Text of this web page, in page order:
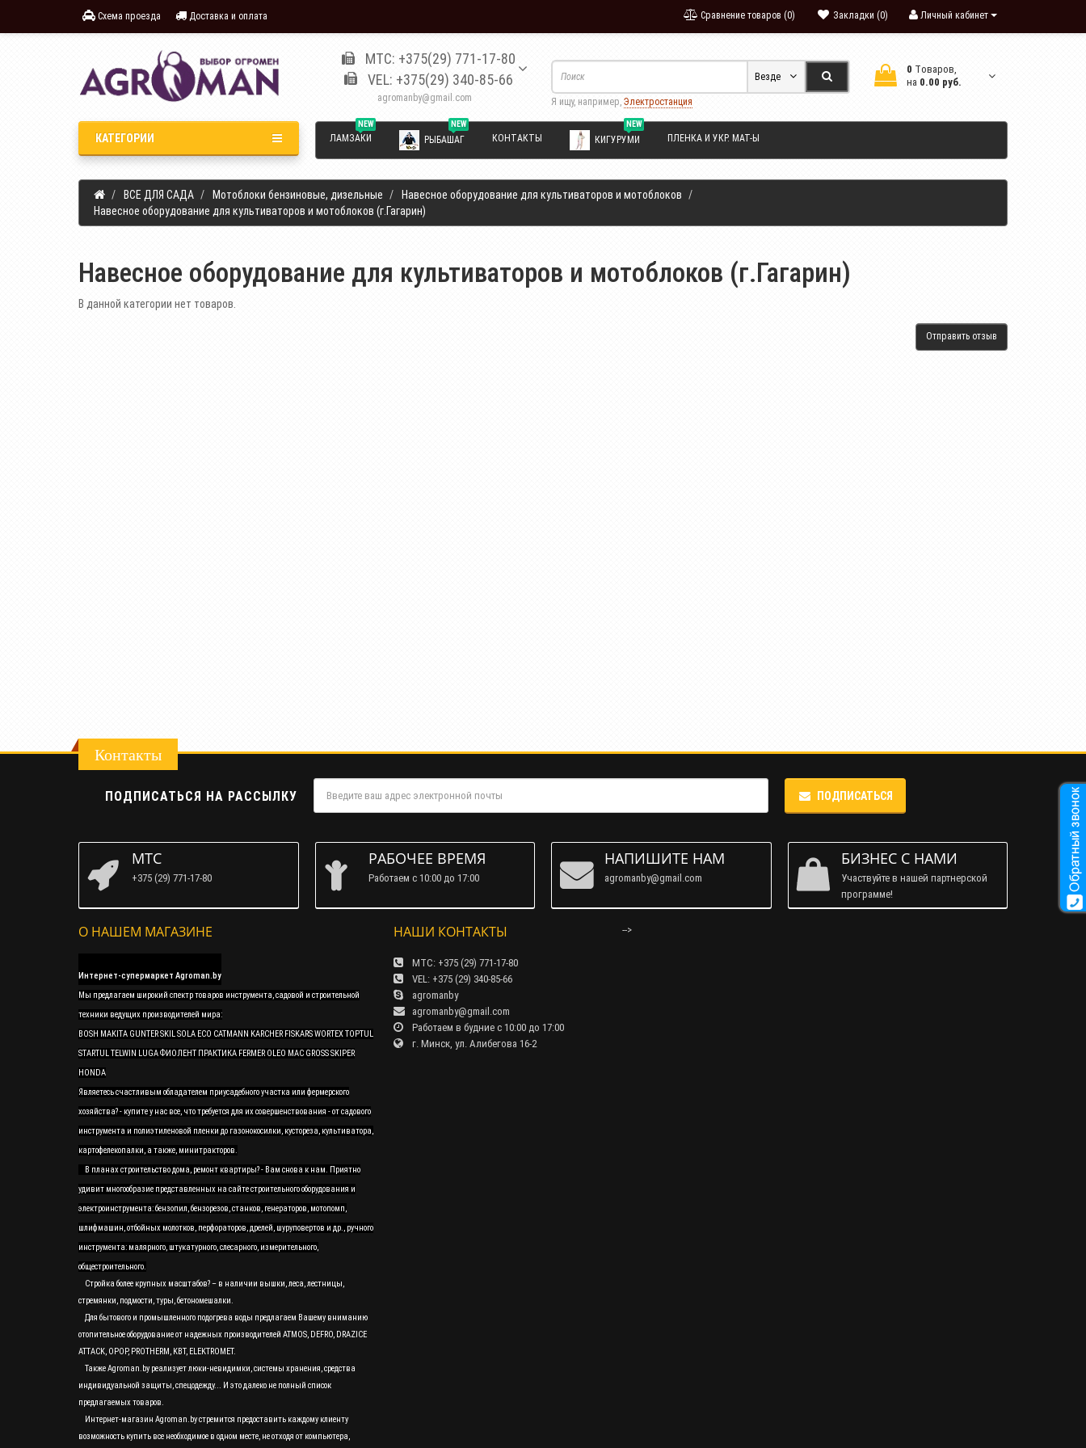
Схема проезда Доставка и оплата Личный кабинет
Закладки (0)
Сравнение товаров (0)
МТС: +375(29) 771-17-80
VEL: +375(29) 340-85-66
agromanby@gmail.com
0 Tоваров,
на 0.00 руб.
Везде
Я ищу, например, Электростанция
NEW
ЛАМЗАКИ
NEW
РЫБАШАГ КОНТАКТЫ
NEW
КИГУРУМИ ПЛЕНКА И УКР. МАТ-Ы
КАТЕГОРИИ
ВСЕ ДЛЯ САДА Мотоблоки бензиновые, дизельные
Навесное оборудование для культиваторов и мотоблоков
Навесное оборудование для культиваторов и мотоблоков (г.Гагарин)
Навесное оборудование для культиваторов и мотоблоков (г.Гагарин)
В данной категории нет товаров.
Отправить отзыв
Контакты
ПОДПИСАТЬСЯ НА РАССЫЛКУ ПОДПИСАТЬСЯ
МТС
+375 (29) 771-17-80
РАБОЧЕЕ ВРЕМЯ
Работаем c 10:00 до 17:00
НАПИШИТЕ НАМ
agromanby@gmail.com
БИЗНЕС С НАМИ
Участвуйте в нашей партнерской
программе!
О НАШЕМ МАГАЗИНЕ
Интернет-супермаркет Agroman.by
Мы предлагаем широкий спектр товаров инструмента, садовой и строительной
техники ведущих производителей мира:
BOSH MAKITA GUNTER SKIL SOLA ECO CATMANN KARCHER FISKARS WORTEX TOPTUL
STARTUL TELWIN LUGA ФИОЛЕНТ ПРАКТИКА FERMER OLEO MAC GROSS SKIPER
HONDA
Являетесь счастливым обладателем приусадебного участка или фермерского
хозяйства? - купите у нас все, что требуется для их совершенствования - от садового
инструмента и полиэтиленовой пленки до газонокосилки, кустореза, культиватора,
картофелекопалки, а также, минитракторов.
В планах строительство дома, ремонт квартиры? - Вам снова к нам. Приятно
удивит многообразие представленных на сайте строительного оборудования и
электроинструмента: бензопил, бензорезов, станков, генераторов, мотопомп,
шлифмашин, отбойных молотков, перфораторов, дрелей, шуруповертов и др., ручного
инструмента: малярного, штукатурного, слесарного, измерительного,
общестроительного.
Стройка более крупных масштабов? – в наличии вышки, леса, лестницы,
стремянки, подмости, туры, бетономешалки.
Для бытового и промышленного подогрева воды предлагаем Вашему вниманию
отопительное оборудование от надежных производителей ATMOS, DEFRO, DRAZICE
ATTACK, OPOP, PROTHERM, KBT, ELEKTROMET.
Также Agroman.by реализует люки-невидимки, системы хранения, средства
индивидуальной защиты, спецодежду... И это далеко не полный список
предлагаемых товаров.
Интернет-магазин Agroman.by стремится предоставить каждому клиенту
возможность купить все необходимое в одном месте, не отходя от компьютера,
НАШИ КОНТАКТЫ
МТС: +375 (29) 771-17-80
VEL: +375 (29) 340-85-66
agromanby
agromanby@gmail.com
Работаем в будние с 10:00 до 17:00
г. Минск, ул. Алибегова 16-2
-->